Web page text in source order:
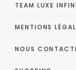
TEAM LUXE
MENTIONS
NOUS